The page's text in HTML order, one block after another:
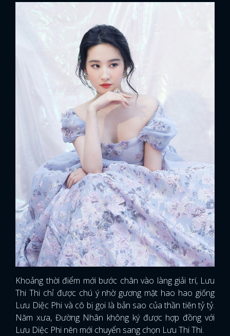
Khoảng thời điểm mới bước chân vào làng giải trí, Lưu
Thi Thi chỉ được chú ý nhờ gương mặt hao hao giống
Lưu Diệc Phi và cô bị gọi là bản sao của thần tiên tỷ tỷ.
Năm xưa, Đường Nhân không ký được hợp đồng với
Lưu Diệc Phi nên mới chuyển sang chọn Lưu Thi Thi.